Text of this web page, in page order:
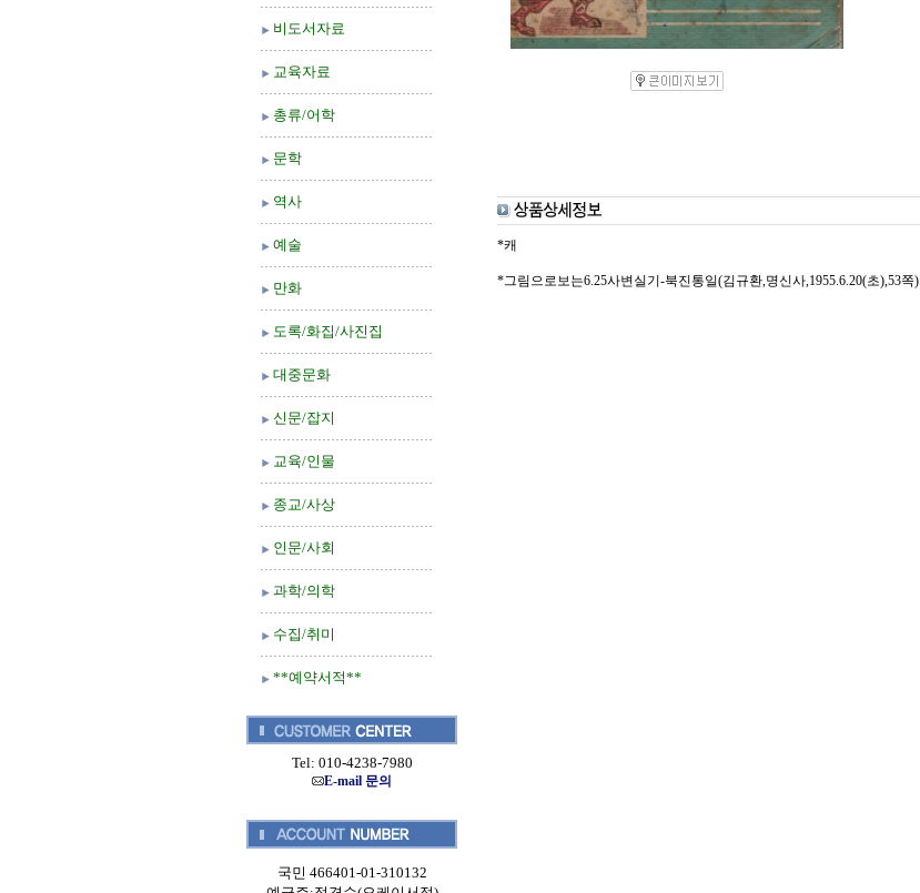
비도서자료
교육자료
총류/어학
문학
역사
예술
만화
도록/화집/사진집
대중문화
신문/잡지
교육/인물
종교/사상
인문/사회
과학/의학
수집/취미
**예약서적**
Tel: 010-4238-7980
E-mail 문의
국민 466401-01-310132
*캐
*그림으로보는6.25사변실기-북진통일(김규환,명신사,1955.6.20(초),53쪽)